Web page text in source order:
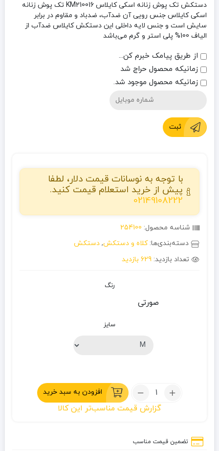
دستکش تک پوش زنانه اسکی کایلاس KM210016 تک پوش زنانه
اسکی کایلاس جنس رویی آن ضدآب، ضدباد و مقاوم در برابر
سایش است و جنس لایه داخلی این دستکش کایلاس ضدآب از
الیاف 100% پلی استر و گرم می‌باشد
از طریق پیامک خبرم کن...
زمانیکه محصول حراج شد
زمانیکه محصول موجود شد.
ثبت
با توجه به نوسانات قیمت دلار، لطفا
پیش از خرید استعلام قیمت کنید.
02149108222
شناسه محصول: 254100
دسته‌بندی‌ها:کلاه و دستکش, دستکش
تعداد بازدید: 629 بازدید
رنگ
صورتی
سایز
تعداد:
تک
اسکی
افزودن به سبد خرید
گزارش قیمت مناسب‌تر این کالا
تضمین قیمت مناسب